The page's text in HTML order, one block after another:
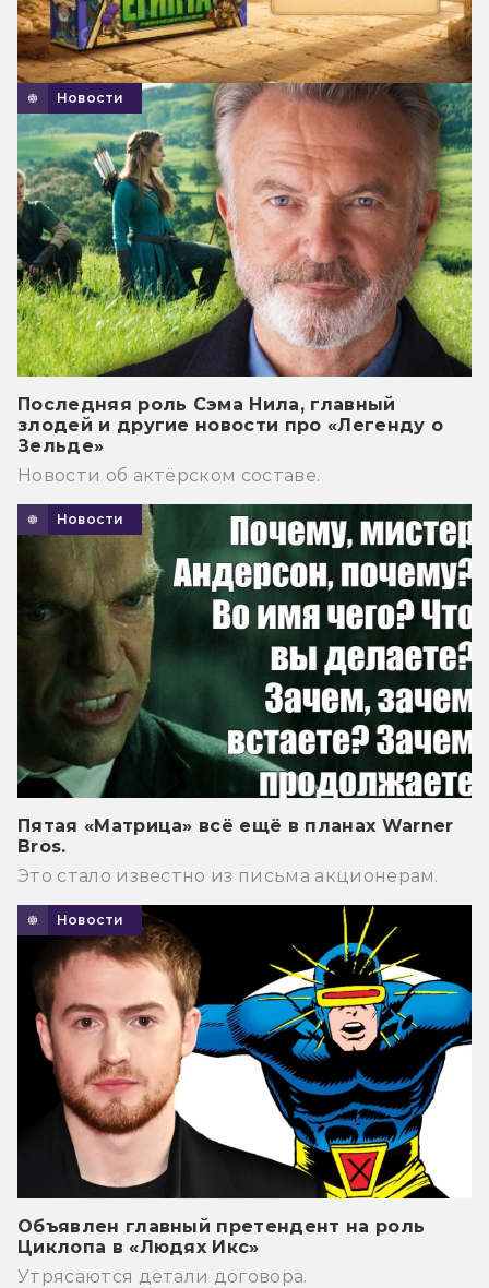
Новости
Последняя роль Сэма Нила, главный
злодей и другие новости про «Легенду о
Зельде»
Новости об актёрском составе.
Новости
Пятая «Матрица» всё ещё в планах Warner
Bros.
Это стало известно из письма акционерам.
Новости
Объявлен главный претендент на роль
Циклопа в «Людях Икс»
Утрясаются детали договора.